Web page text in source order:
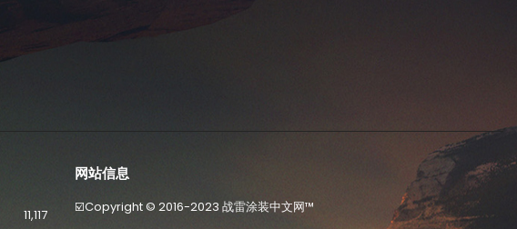
11,117
网站信息
☑️Copyright ©️ 2016-2023 战雷涂装中文网™️